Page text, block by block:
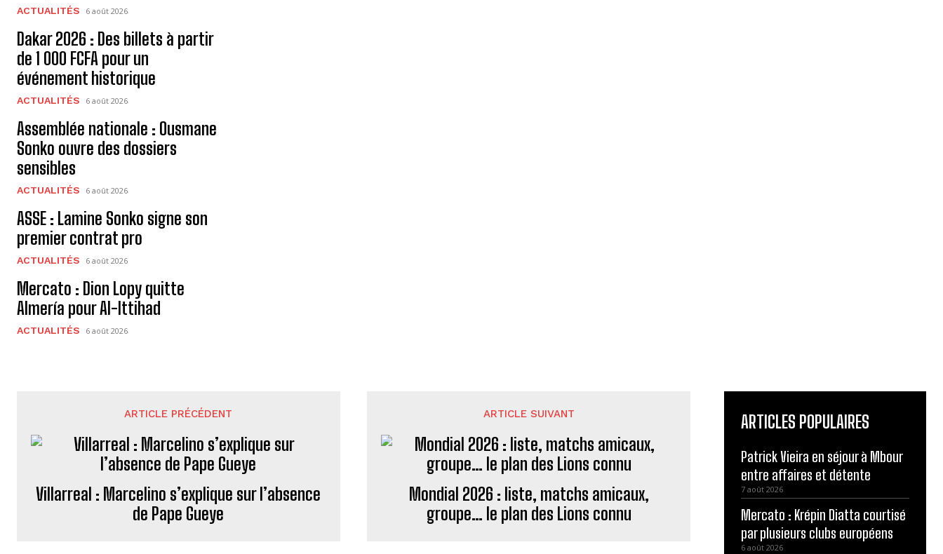
ACTUALITÉS 6 août 2026
Dakar 2026 : Des billets à partir
de 1 000 FCFA pour un
événement historique
ACTUALITÉS 6 août 2026
Assemblée nationale : Ousmane
Sonko ouvre des dossiers
sensibles
ACTUALITÉS 6 août 2026
ASSE : Lamine Sonko signe son
premier contrat pro
ACTUALITÉS 6 août 2026
Mercato : Dion Lopy quitte
Almería pour Al-Ittihad
ACTUALITÉS 6 août 2026
ARTICLE PRÉCÉDENT
Villarreal : Marcelino s’explique sur l’absence
de Pape Gueye
ARTICLE SUIVANT
Mondial 2026 : liste, matchs amicaux,
groupe… le plan des Lions connu
ARTICLES POPULAIRES
Patrick Vieira en séjour à Mbour
entre affaires et détente
7 août 2026
Mercato : Krépin Diatta courtisé
par plusieurs clubs européens
6 août 2026